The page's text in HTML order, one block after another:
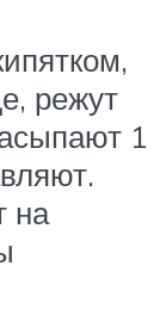
режут
1
на